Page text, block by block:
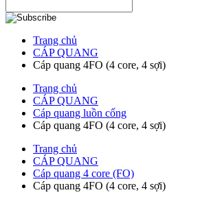
Trang chủ
CÁP QUANG
Cáp quang 4FO (4 core, 4 sợi)
Trang chủ
CÁP QUANG
Cáp quang luồn cống
Cáp quang 4FO (4 core, 4 sợi)
Trang chủ
CÁP QUANG
Cáp quang 4 core (FO)
Cáp quang 4FO (4 core, 4 sợi)